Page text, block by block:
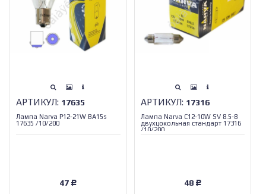
АРТИКУЛ: 17635
Лампа Narva P12-21W BA15s
17635 /10/200
47 Р
АРТИКУЛ: 17316
Лампа Narva С12-10W SV 8.5-8
двухцокольная стандарт 17316
/10/200
48 Р